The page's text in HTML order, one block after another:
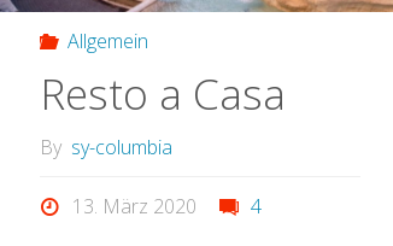
Allgemein
Resto a Casa
By sy-columbia
13. März 2020 4